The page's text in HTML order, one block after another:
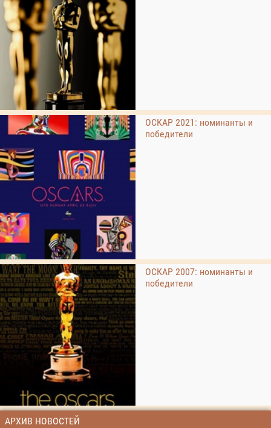
ОСКАР 2021: номинанты и
победители
ОСКАР 2007: номинанты и
победители
АРХИВ НОВОСТЕЙ